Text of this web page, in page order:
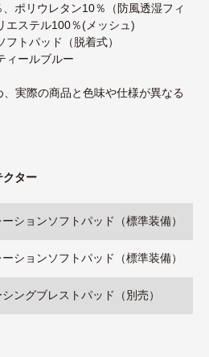
ポリウレタン10％（防風透湿フィ
エステル100％(メッシュ)
トパッド（脱着式）
ールブルー
実際の商品と色味や仕様が異なる
クター
ションソフトパッド（標準装備）
ションソフトパッド（標準装備）
ングブレストパッド（別売）